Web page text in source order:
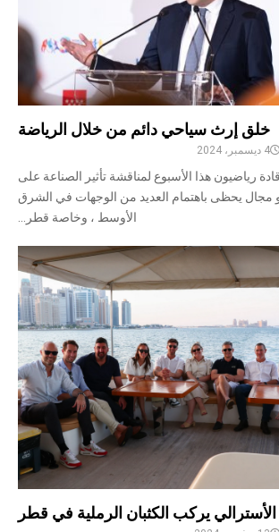
خلق إرث سياحي دائم من خلال الرياضة
4 ديسمبر، 2024
رياضيون هذا الأسبوع لمناقشة تأثير الصناعة على
مجال يحظى باهتمام العديد من الوجهات في الشرق
الأوسط ، وخاصة قطر...
يركب الكثبان الرملية في قطر